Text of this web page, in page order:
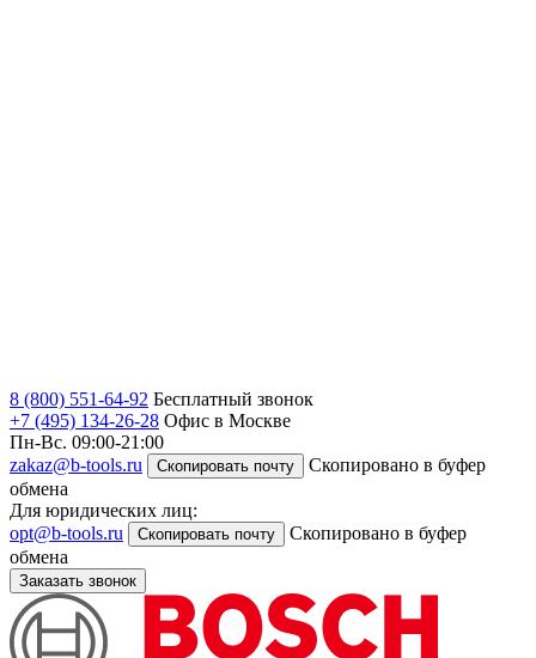
8 (800) 551-64-92 Бесплатный звонок
+7 (495) 134-26-28 Офис в Москве
Пн-Вс. 09:00-21:00
zakaz@b-tools.ru
Скопировать почту
Скопировано в буфер
обмена
Для юридических лиц:
opt@b-tools.ru
Скопировать почту
Скопировано в буфер
обмена
Заказать звонок